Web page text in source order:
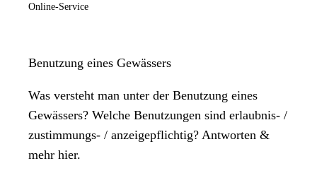
Online-Service
Benutzung eines Gewässers
Was versteht man unter der Benutzung eines
Gewässers? Welche Benutzungen sind erlaubnis- /
zustimmungs- / anzeigepflichtig? Antworten &
mehr hier.